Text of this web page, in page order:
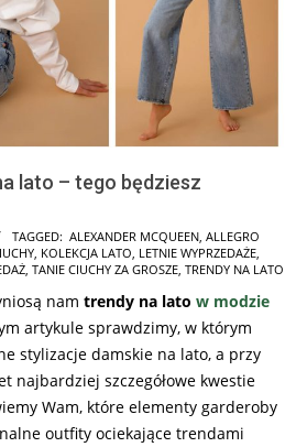
lato – tego będziesz
TAGGED: ALEXANDER MCQUEEN ALLEGRO
KOLEKCJA LATO LETNIE WYPRZEDAŻE
TANIE CIUCHY ZA GROSZE TRENDY NA LATO
nam trendy na lato w modzie
artykule sprawdzimy, w którym
stylizacje damskie na lato, a przy
najbardziej szczegółowe kwestie
Wam, które elementy garderoby
outfity ociekające trendami